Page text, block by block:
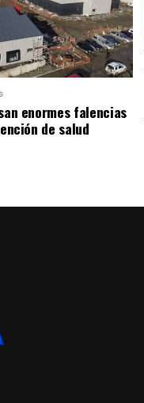
enormes falencias
de salud